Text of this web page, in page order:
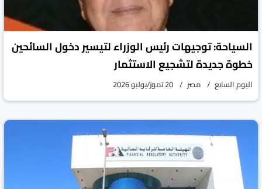
السياحة: توجيهات رئيس الوزراء لتيسير دخول السائحين
خطوة جديدة لتشجيع الاستثمار
اليوم السابع مصر 20 تموز/يوليو 2026